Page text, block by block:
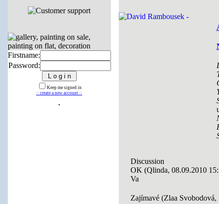
Firstname:
Password:
Keep me signed in
:: create a new account ::
Discussion
OK (Qlinda, 08.09.2010
Va
Zajímavé (Zlaa